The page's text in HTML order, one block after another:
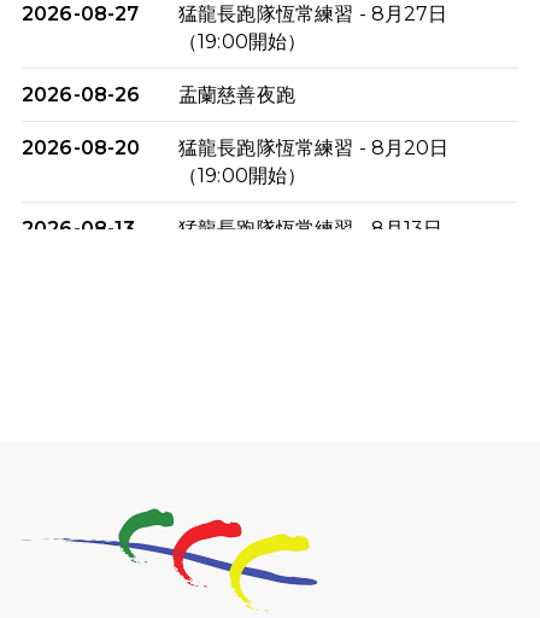
2026-08-27
猛龍長跑隊恆常練習 - 8月27日
（19:00開始）
2026-08-26 盂蘭慈善夜跑
2026-08-20
猛龍長跑隊恆常練習 - 8月20日
（19:00開始）
2026-08-13
猛龍長跑隊恆常練習 - 8月13日
2026-07-23
猛龍長跑隊恆常練習 - 7月23日
（19:00開始）
猛龍長跑隊恆常練習 - 7月16日